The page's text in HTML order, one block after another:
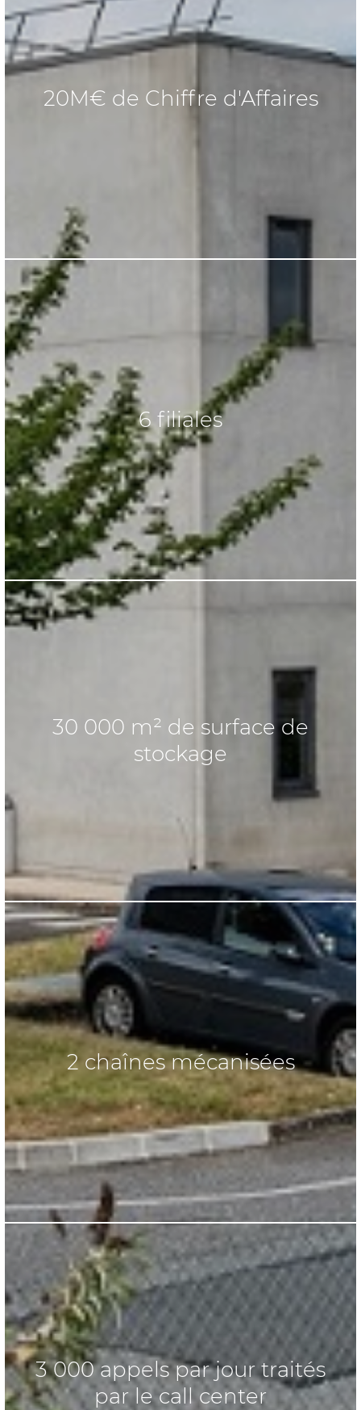
20M€ de Chiffre d'Affaires
6 filiales
30 000 m² de surface de
stockage
2 chaînes mécanisées
3 000 appels par jour traités
par le call center